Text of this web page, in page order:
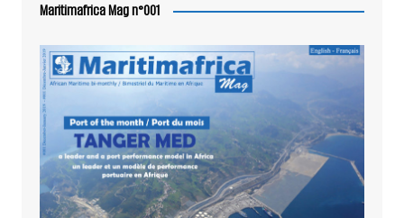
Maritimafrica Mag n°001